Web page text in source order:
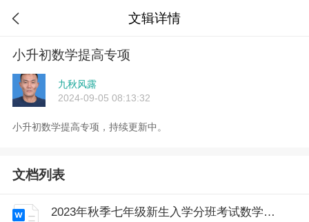
 文辑详情
小升初数学提高专项
九秋风露
2024-09-05 08:13:32
小升初数学提高专项，持续更新中。
文档列表
2023年秋季七年级新生入学分班考试数学模拟试卷05（北师大版）（内含答案）